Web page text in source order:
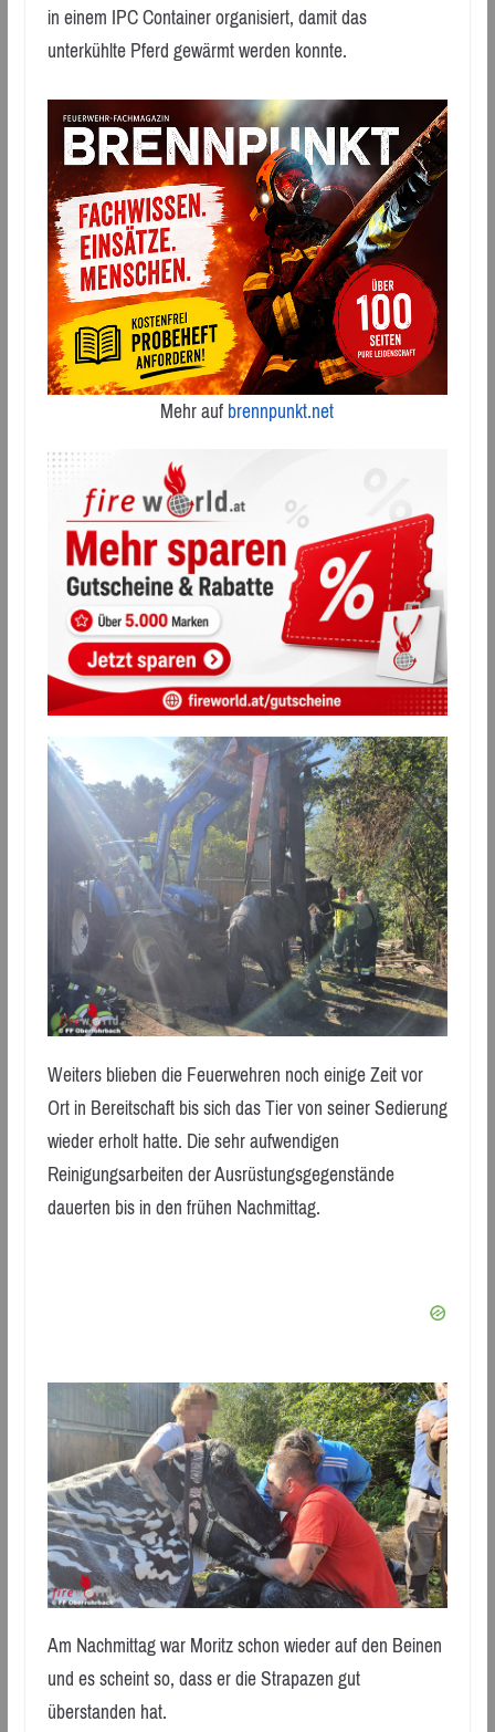
in einem IPC Container organisiert, damit das
unterkühlte Pferd gewärmt werden konnte.
Mehr aufbrennpunkt.net
Weiters blieben die Feuerwehren noch einige Zeit vor
Ort in Bereitschaft bis sich das Tier von seiner Sedierung
wieder erholt hatte. Die sehr aufwendigen
Reinigungsarbeiten der Ausrüstungsgegenstände
dauerten bis in den frühen Nachmittag.
Am Nachmittag war Moritz schon wieder auf den Beinen
und es scheint so, dass er die Strapazen gut
überstanden hat.